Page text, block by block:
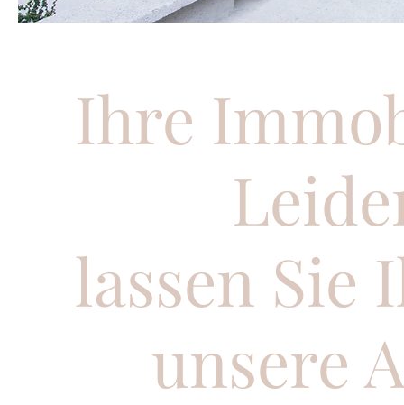
Ihre
lassen Sie
unsere